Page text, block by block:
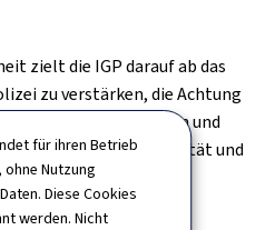
für ihren Betrieb
Nutzung
Diese Cookies
werden. Nicht
zielt die IGP darauf ab das
zu verstärken, die Achtung
sowie der ethischen und
fördern, mit der Qualität und